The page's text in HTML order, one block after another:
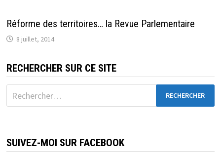
Réforme des territoires… la Revue Parlementaire
8 juillet, 2014
RECHERCHER SUR CE SITE
Rechercher :
SUIVEZ-MOI SUR FACEBOOK